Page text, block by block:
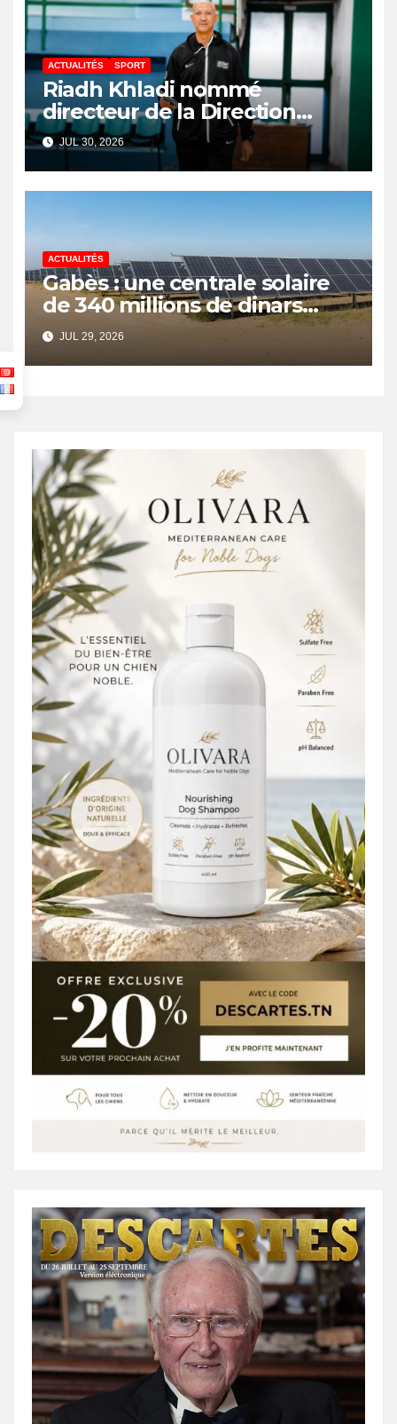
ACTUALITÉS SPORT
Riadh Khladi nommé
directeur de la Direction
Nationale de l’Arbitrage
JUL 30, 2026
ACTUALITÉS
Gabès : une centrale solaire
de 340 millions de dinars
pour renforcer la transition
énergétique et créer 400
emplois
JUL 29, 2026